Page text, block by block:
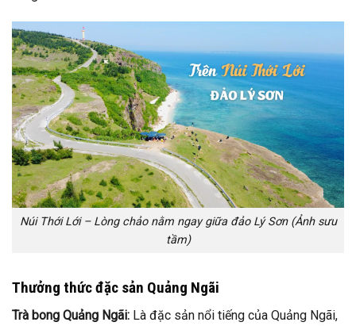
Núi Thới Lới – Lòng chảo nằm ngay giữa đảo Lý Sơn (Ảnh sưu
tầm)
Thưởng thức đặc sản Quảng Ngãi
Trà bong Quảng Ngãi: Là đặc sản nổi tiếng của Quảng Ngãi,